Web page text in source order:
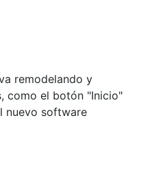
remodelando y
como el botón "Inicio"
nuevo software